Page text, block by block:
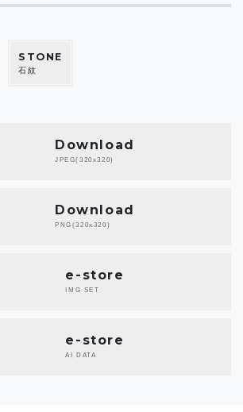
STONE
石紋
Download
JPEG(320x320)
Download
PNG(320x320)
e-store
IMG SET
e-store
AI DATA